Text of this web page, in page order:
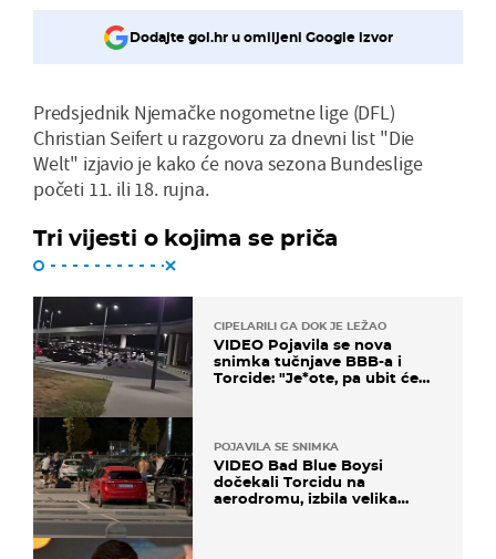
Dodajte gol.hr u omiljeni Google izvor
Predsjednik Njemačke nogometne lige (DFL)
Christian Seifert u razgovoru za dnevni list "Die
Welt" izjavio je kako će nova sezona Bundeslige
početi 11. ili 18. rujna.
Tri vijesti o kojima se priča
CIPELARILI GA DOK JE LEŽAO
VIDEO Pojavila se nova
snimka tučnjave BBB-a i
Torcide: "Je*ote, pa ubit će
POJAVILA SE SNIMKA
VIDEO Bad Blue Boysi
dočekali Torcidu na
aerodromu, izbila velika